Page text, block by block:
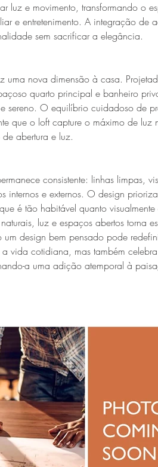
luz e movimento, transformando o
e entretenimento. A integração de
sem sacrificar a elegância.
uma nova dimensão à casa.
quarto principal e banheiro
sereno. O equilíbrio cuidadoso de
que o loft capture o máximo de luz
abertura e luz.
consistente: linhas limpas,
internos e externos. O design
é tão habitável quanto visualmente
luz e espaços abertos torna
design bem pensado pode
vida cotidiana, mas também
a uma adição atemporal à